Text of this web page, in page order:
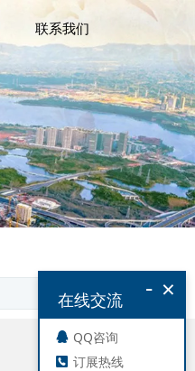
联系我们
×
-
在线交流
QQ咨询
订展热线